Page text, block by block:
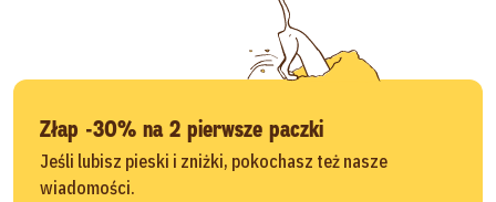
Złap -30% na 2 pierwsze paczki
Jeśli lubisz pieski i zniżki, pokochasz też nasze
wiadomości.